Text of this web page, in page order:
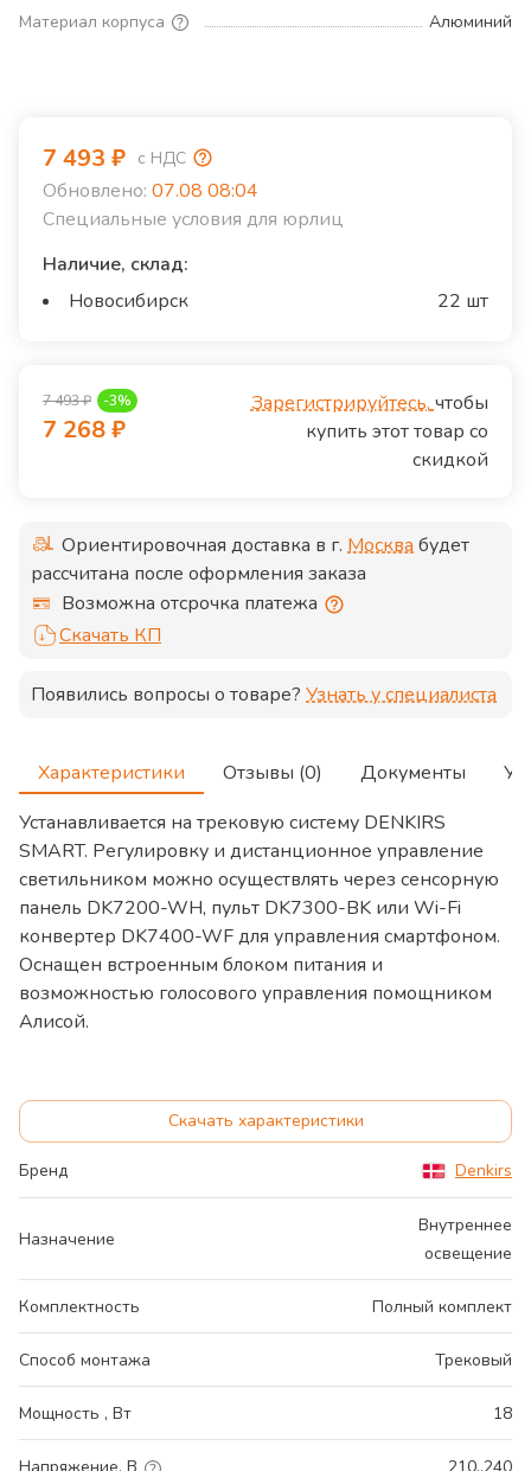
Материал корпуса
Алюминий
7 493 ₽ с НДС
Обновлено: 07.08 08:04
Специальные условия для юрлиц
Наличие, склад:
Новосибирск
22 шт
7 493₽ -3%
7 268₽
Зарегистрируйтесь,чтобы
купить этот товар со
скидкой
Ориентировочная доставка в г. Москвабудет
рассчитана после оформления заказа
Возможна отсрочка платежа
Скачать КП
Появились вопросы о товаре? Узнать у специалиста
Характеристики Отзывы (0) Документы
Устанавливается на трековую систему DENKIRS
SMART. Регулировку и дистанционное управление
светильником можно осуществлять через сенсорную
панель DK7200-WH, пульт DK7300-BK или Wi-Fi
конвертер DK7400-WF для управления смартфоном.
Оснащен встроенным блоком питания и
возможностью голосового управления помощником
Алисой.
Скачать характеристики
Бренд Denkirs
Назначение
Внутреннее
освещение
Комплектность Полный комплект
Способ монтажа Трековый
Мощность , Вт 18